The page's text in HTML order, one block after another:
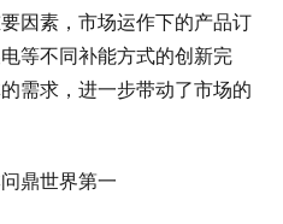
因素，市场运作下的产品订
等不同补能方式的创新完
需求，进一步带动了市场的
鼎世界第一